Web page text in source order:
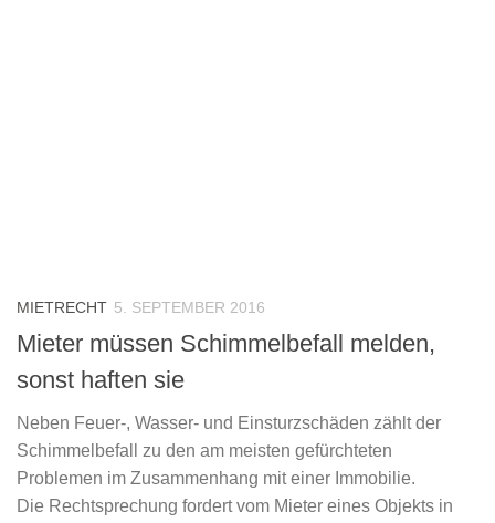
MIETRECHT 5. SEPTEMBER 2016
Mieter müssen Schimmelbefall melden,
sonst haften sie
Neben Feuer-, Wasser- und Einsturzschäden zählt der
Schimmelbefall zu den am meisten gefürchteten
Problemen im Zusammenhang mit einer Immobilie.
Die Rechtsprechung fordert vom Mieter eines Objekts in